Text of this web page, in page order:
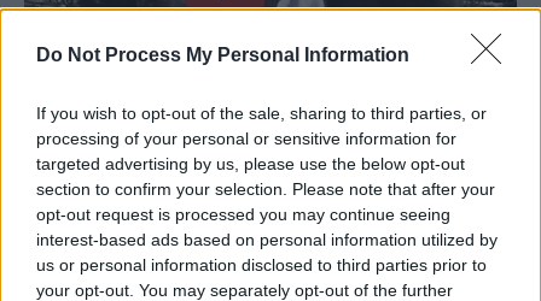
Do Not Process My Personal Information
If you wish to opt-out of the sale, sharing to third parties, or
processing of your personal or sensitive information for
targeted advertising by us, please use the below opt-out
section to confirm your selection. Please note that after your
opt-out request is processed you may continue seeing
interest-based ads based on personal information utilized by
us or personal information disclosed to third parties prior to
your opt-out. You may separately opt-out of the further